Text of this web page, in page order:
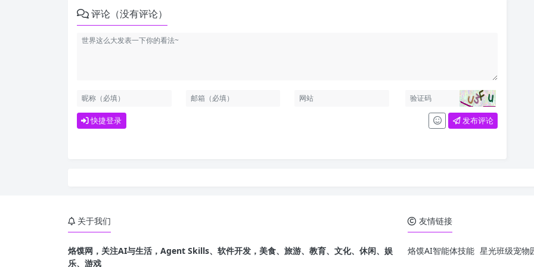
评论（没有评论）
快捷登录 发布评论
关于我们
烙馍网，关注AI与生活，Agent Skills、软件开发，美食、旅游、教育、文化、休闲、娱
乐、游戏
友情链接
烙馍AI智能体技能 星光班级宠物